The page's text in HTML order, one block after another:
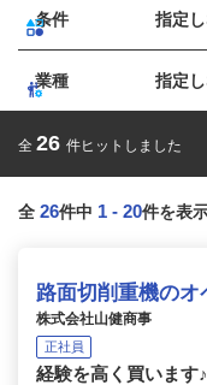
条件 指定
業種 指定
全 26 件ヒットしました
全 26件中 1 - 20件を表
路面切削重機のオ
株式会社山健商事
正社員
経験を高く買います